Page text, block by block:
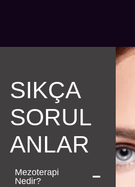
SIKÇA
SORUL
ANLAR
Mezoterapi
Nedir?